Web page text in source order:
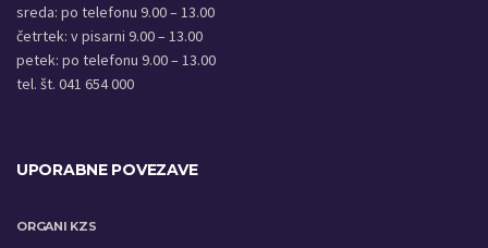
sreda: po telefonu 9.00 – 13.00
četrtek: v pisarni 9.00 – 13.00
petek: po telefonu 9.00 – 13.00
tel. št. 041 654 000
UPORABNE POVEZAVE
ORGANI KZS